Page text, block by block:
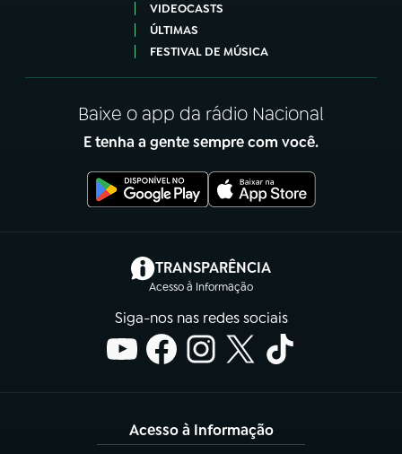
VIDEOCASTS
ÚLTIMAS
FESTIVAL DE MÚSICA
Baixe o app da rádio Nacional
E tenha a gente sempre com você.
TRANSPARÊNCIA
Acesso à Informação
(abre em nova aba)
Siga-nos nas redes sociais
Acesso à Informação